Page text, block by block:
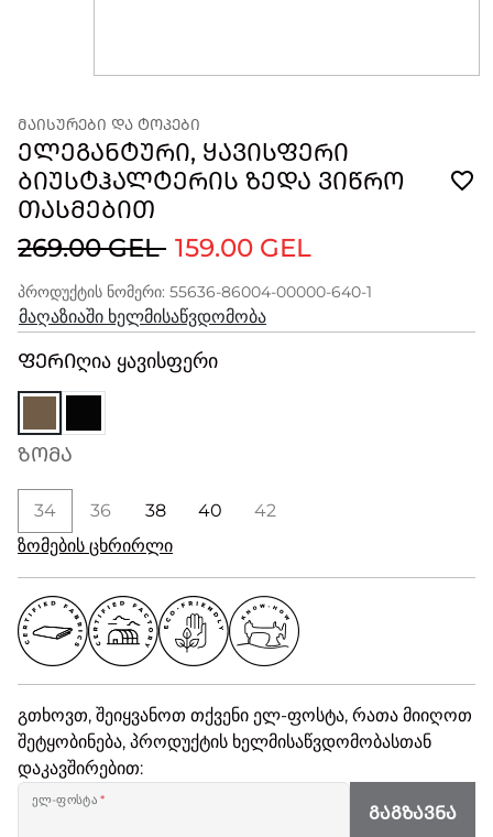
ᲛᲐᲘᲡᲣᲠᲔᲑᲘ ᲓᲐ ᲢᲝᲞᲔᲑᲘ
ᲔᲚᲔᲒᲐᲜᲢᲣᲠᲘ, ᲧᲐᲕᲘᲡᲤᲔᲠᲘ
ᲑᲘᲣᲡᲢᲰᲐᲚᲢᲔᲠᲘᲡ ᲖᲔᲓᲐ ᲕᲘᲬᲠᲝ
ᲗᲐᲡᲛᲔᲑᲘᲗ
269.00 GEL 159.00 GEL
პროდუქტის ნომერი: 55636-86004-00000-640-1
მაღაზიაში ხელმისაწვდომობა
ᲤᲔᲠᲘღია ყავისფერი
ᲖᲝᲛᲐ
34 36 38 40
42
ზომების ცხრირლი
გთხოვთ, შეიყვანოთ თქვენი ელ-ფოსტა, რათა მიიღოთ
შეტყობინება, პროდუქტის ხელმისაწვდომობასთან
დაკავშირებით:
ელ-ფოსტა*
ᲒᲐᲒᲖᲐᲕᲜᲐ